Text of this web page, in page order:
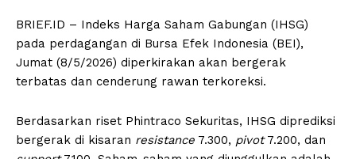
BRIEF.ID – Indeks Harga Saham Gabungan (IHSG)
pada perdagangan di Bursa Efek Indonesia (BEI),
Jumat (8/5/2026) diperkirakan akan bergerak
terbatas dan cenderung rawan terkoreksi.
Berdasarkan riset Phintraco Sekuritas, IHSG diprediksi
bergerak di kisaran resistance 7.300, pivot7.200, dan